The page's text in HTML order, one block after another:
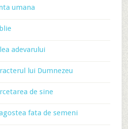
umana
adevarului
lui Dumnezeu
de sine
fata de semeni